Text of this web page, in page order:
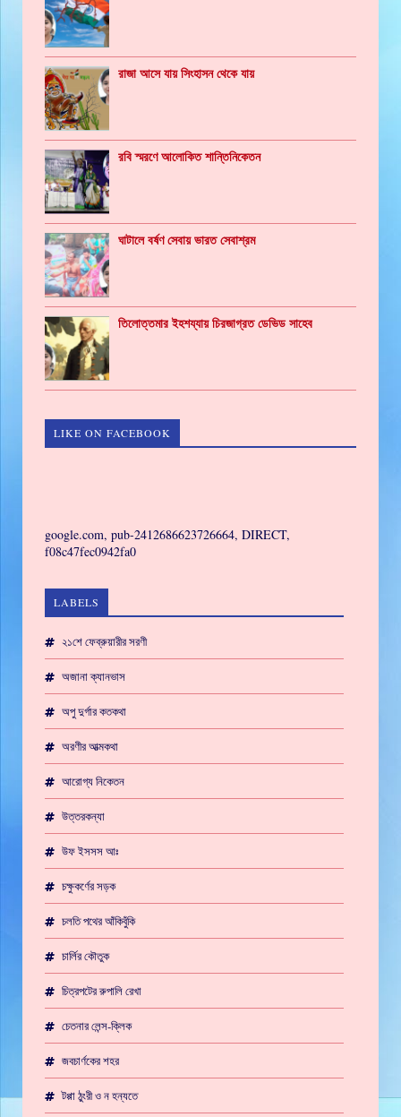
রাজা আসে যায় সিংহাসন থেকে যায়
রবি স্মরণে আলোকিত শান্তিনিকেতন
ঘাটালে বর্ষণ সেবায় ভারত সেবাশ্রম
তিলোত্তমার ইহশয্যায় চিরজাগ্রত ডেভিড সাহেব
LIKE ON FACEBOOK
google.com, pub-2412686623726664, DIRECT,
f08c47fec0942fa0
LABELS
২১শে ফেব্রুয়ারীর সরণী
অজানা ক্যানভাস
অপু দুর্গার কতকথা
অরণীর আত্মকথা
আরোগ্য নিকেতন
উত্তরকন্যা
উফ ইসসস আঃ
চক্ষুকর্ণের সড়ক
চলতি পথের আঁকিবুঁকি
চার্লির কৌতুক
চিত্রপটের রুপালি রেখা
চেতনার লেন্স-ক্লিক
জবচার্ণকের শহর
টপ্পা ঠুংরী ও ন হন্যতে